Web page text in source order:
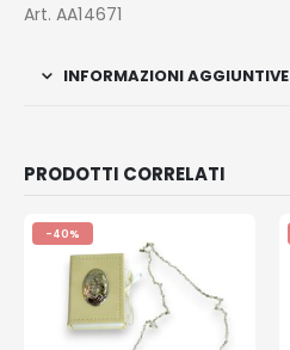
Art. AA14671
INFORMAZIONI AGGIUNTIVE
PRODOTTI CORRELATI
-40%